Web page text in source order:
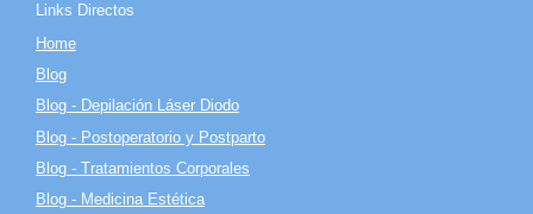
Links Directos
Home
Blog
Blog - Depilación Láser Diodo
Blog - Postoperatorio y Postparto
Blog - Tratamientos Corporales
Blog - Medicina Estética